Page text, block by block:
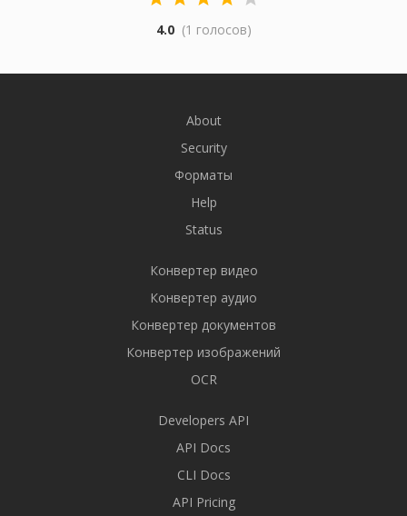
4.0 (1 голосов)
About
Security
Форматы
Help
Status
Конвертер видео
Конвертер аудио
Конвертер документов
Конвертер изображений
OCR
Developers API
API Docs
CLI Docs
API Pricing